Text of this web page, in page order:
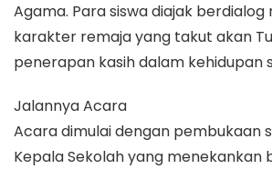
Agama. Para siswa diajak berdialog
karakter remaja yang takut akan
penerapan kasih dalam kehidupan
Jalannya Acara
Acara dimulai dengan pembukaan
Kepala Sekolah yang menekankan